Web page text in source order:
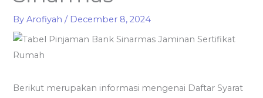
ByArofiyah/ December 8, 2024
Berikut merupakan informasi mengenai Daftar Syarat